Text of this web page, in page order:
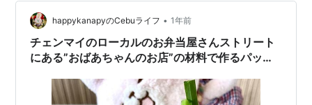
happykanapyのCebuライフ • 1年前
チェンマイのローカルのお弁当屋さんストリート
にある”おばあちゃんのお店”の材料で作るパッタ